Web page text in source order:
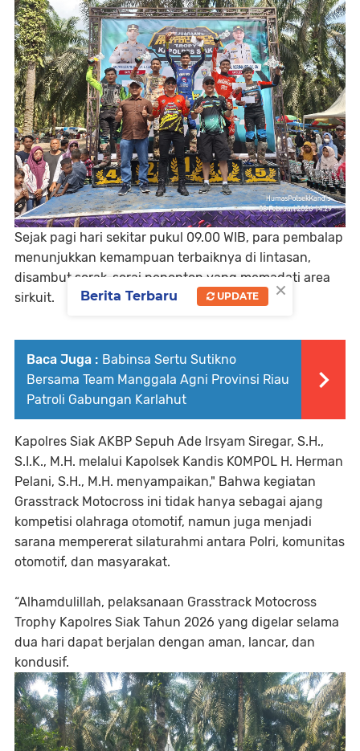
Sejak pagi hari sekitar pukul 09.00 WIB, para pembalap
menunjukkan kemampuan terbaiknya di lintasan,
disambut sorak-sorai penonton yang memadati area
sirkuit.
Baca Juga : Babinsa Sertu Sutikno
Bersama Team Manggala Agni Provinsi Riau
Patroli Gabungan Karlahut
Kapolres Siak AKBP Sepuh Ade Irsyam Siregar, S.H.,
S.I.K., M.H. melalui Kapolsek Kandis KOMPOL H. Herman
Pelani, S.H., M.H. menyampaikan," Bahwa kegiatan
Grasstrack Motocross ini tidak hanya sebagai ajang
kompetisi olahraga otomotif, namun juga menjadi
sarana mempererat silaturahmi antara Polri, komunitas
otomotif, dan masyarakat.
“Alhamdulillah, pelaksanaan Grasstrack Motocross
Trophy Kapolres Siak Tahun 2026 yang digelar selama
dua hari dapat berjalan dengan aman, lancar, dan
kondusif.
×
Berita Terbaru UPDATE